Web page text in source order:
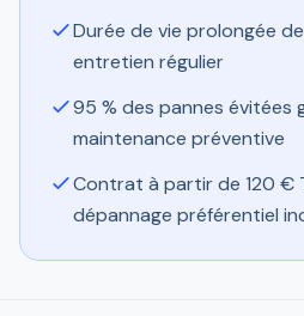
Durée de vie prolongée
entretien régulier
95 % des pannes évitées
maintenance préventive
Contrat à partir de 120 €
dépannage préférentiel